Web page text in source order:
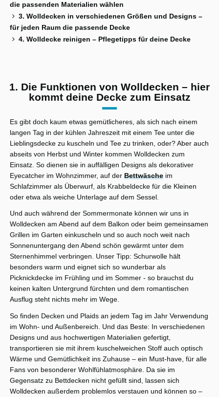
die passenden Materialien wählen
3. Wolldecken in verschiedenen Größen und Designs –
für jeden Raum die passende Decke
4. Wolldecke reinigen – Pflegetipps für deine Decke
1. Die Funktionen von Wolldecken – hier
kommt deine Decke zum Einsatz
Es gibt doch kaum etwas gemütlicheres, als sich nach einem
langen Tag in der kühlen Jahreszeit mit einem Tee unter die
Lieblingsdecke zu kuscheln und Tee zu trinken, oder? Aber auch
abseits von Herbst und Winter kommen Wolldecken zum
Einsatz. So dienen sie in auffälligen Designs als dekorativer
Eyecatcher im Wohnzimmer, auf der Bettwäsche im
Schlafzimmer als Überwurf, als Krabbeldecke für die Kleinen
oder etwa als weiche Unterlage auf dem Sessel.
Und auch während der Sommermonate können wir uns in
Wolldecken am Abend auf dem Balkon oder beim gemeinsamen
Grillen im Garten einkuscheln und so auch noch weit nach
Sonnenuntergang den Abend schön gewärmt unter dem
Sternenhimmel verbringen. Unser Tipp: Schurwolle hält
besonders warm und eignet sich so wunderbar als
Picknickdecke im Frühling und im Sommer - so brauchst du
keinen kalten Untergrund fürchten und dem romantischen
Ausflug steht nichts mehr im Wege.
So finden Decken und Plaids an jedem Tag im Jahr Verwendung
im Wohn- und Außenbereich. Und das Beste: In verschiedenen
Designs und aus hochwertigen Materialien gefertigt,
transportieren sie mit ihrem kuschelweichen Stoff auch optisch
Wärme und Gemütlichkeit ins Zuhause – ein Must-have, für alle
Fans von besonderer Wohlfühlatmosphäre. Da sie im
Gegensatz zu Bettdecken nicht gefüllt sind, lassen sich
Wolldecken außerdem problemlos verstauen und können so –